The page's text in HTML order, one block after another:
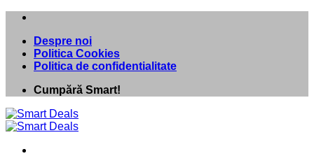
Skip
contentDespre noi
Politica Cookies
Politica de confidentialitate
Cumpără Smart!